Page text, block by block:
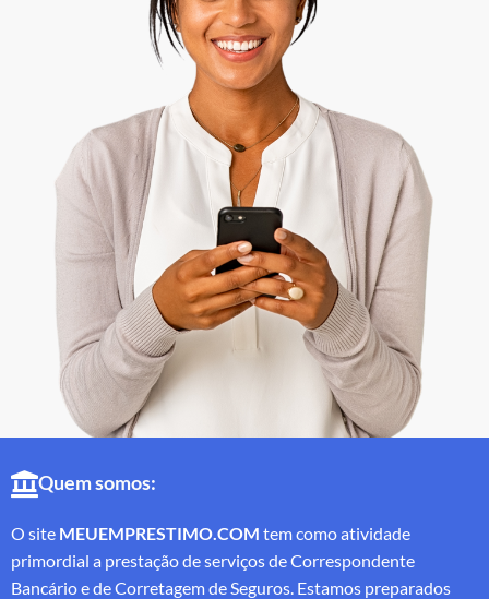
Quem somos:
O site MEUEMPRESTIMO.COM tem como atividade
primordial a prestação de serviços de Correspondente
Bancário e de Corretagem de Seguros. Estamos preparados